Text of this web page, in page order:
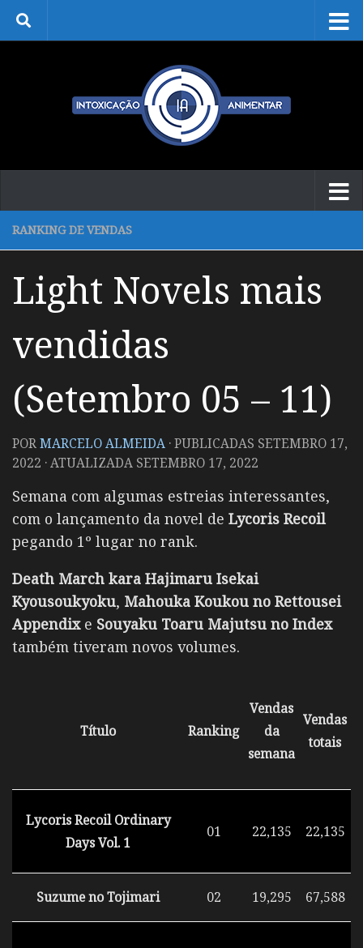
Skip to content
RANKING DE VENDAS
Light Novels mais
vendidas
(Setembro 05 – 11)
PORMARCELO ALMEIDA · PUBLICADAS SETEMBRO 17,
2022 · ATUALIZADA SETEMBRO 17, 2022
Semana com algumas estreias interessantes,
com o lançamento da novel de Lycoris Recoil
pegando 1º lugar no rank.
Death March kara Hajimaru Isekai
Kyousoukyoku, Mahouka Koukou no Rettousei
Appendixe Souyaku Toaru Majutsu no Index
também tiveram novos volumes.
Título Ranking
Vendas
da
semana
Vendas
totais
Lycoris Recoil Ordinary
Days Vol. 1
01 22,135 22,135
Suzume no Tojimari 02 19,295 67,588